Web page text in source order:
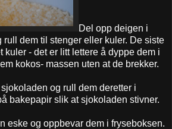
Del opp deigen i
rull dem til stenger eller kuler. De siste
kuler - det er litt lettere å dyppe dem i
kokos- massen uten at de brekker.
og rull dem deretter i
bakepapir slik at sjokoladen stivner.
eske og oppbevar dem i fryseboksen.